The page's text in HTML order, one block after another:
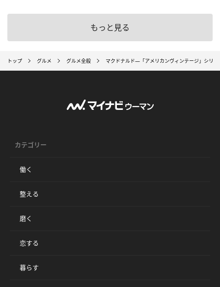
もっと見る
トップ グルメ グルメ全般 マクドナルド―「アメリカンヴィンテージ」シリ
カテゴリー
働く
整える
磨く
恋する
暮らす